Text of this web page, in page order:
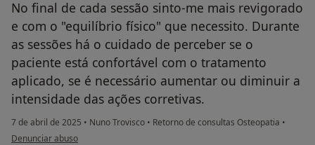
No final de cada sessão sinto-me mais revigorado
e com o "equilíbrio físico" que necessito. Durante
as sessões há o cuidado de perceber se o
paciente está confortável com o tratamento
aplicado, se é necessário aumentar ou diminuir a
intensidade das ações corretivas.
7 de abril de 2025 • Nuno Trovisco • Retorno de consultas Osteopatia •
na opinião do utilizador Joaquim Silva
Denunciar abuso